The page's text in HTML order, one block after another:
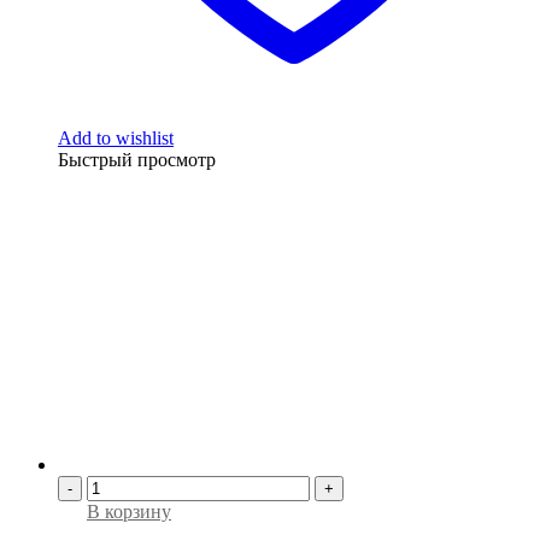
Add to wishlist
Быстрый просмотр
- +
В корзину